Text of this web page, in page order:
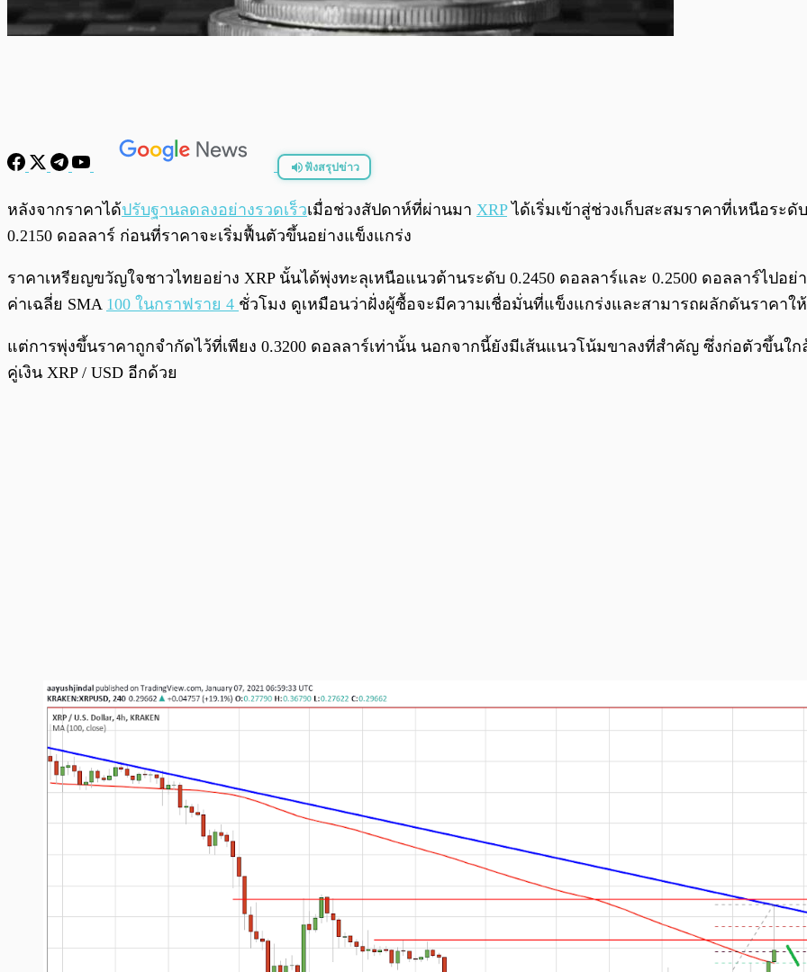
ฟังสรุปข่าว
หลังจากราคาได้ปรับฐานลดลงอย่างรวดเร็วเมื่อช่วงสัปดาห์ที่ผ่านมา XRPได้เริ่มเข้าสู่ช่วงเก็บสะสมราคาที่เหนือระ
0.2150 ดอลลาร์ ก่อนที่ราคาจะเริ่มฟื้นตัวขึ้นอย่างแข็งแกร่ง
ราคาเหรียญขวัญใจชาวไทยอย่าง XRP นั้นได้พุ่งทะลุเหนือแนวต้านระดับ 0.2450 ดอลลาร์และ 0.2500 ดอลลาร์ไปอ
ค่าเฉลี่ย SMA 100 ในกราฟราย 4 ชั่วโมง ดูเหมือนว่าฝั่งผู้ซื้อจะมีความเชื่อมั่นที่แข็งแกร่งและสามารถผลักดันราคาให้
แต่การพุ่งขึ้นราคาถูกจำกัดไว้ที่เพียง 0.3200 ดอลลาร์เท่านั้น นอกจากนี้ยังมีเส้นแนวโน้มขาลงที่สำคัญ ซึ่งก่อตัวขึ้นใ
คู่เงิน XRP / USD อีกด้วย